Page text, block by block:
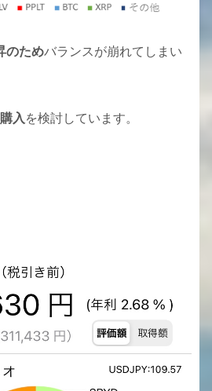
のためバランスが崩れてしまい
入 を検討しています。